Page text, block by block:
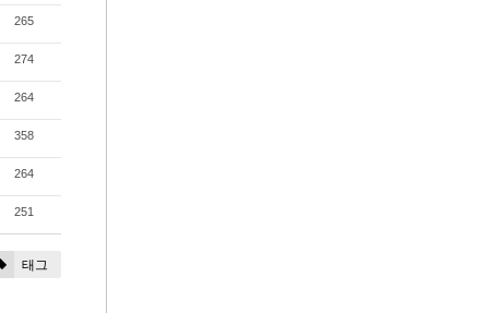
265
274
264
358
264
251
태그